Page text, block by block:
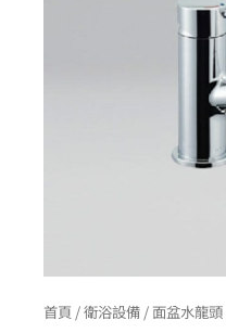
首頁 /衛浴設備 / 面盆水龍頭